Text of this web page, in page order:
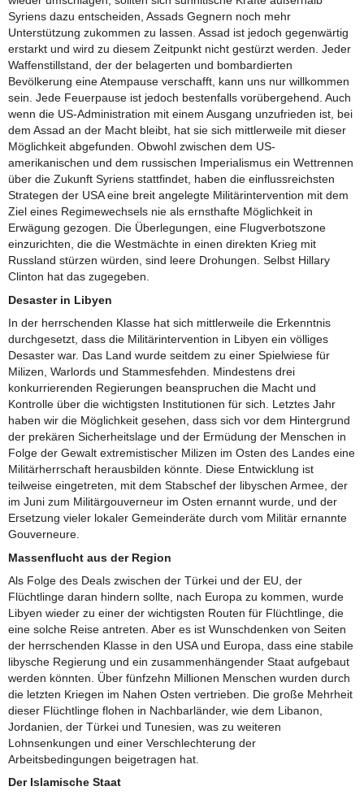
Syriens dazu entscheiden, Assads Gegnern noch mehr
Unterstützung zukommen zu lassen. Assad ist jedoch gegenwärtig
erstarkt und wird zu diesem Zeitpunkt nicht gestürzt werden. Jeder
Waffenstillstand, der der belagerten und bombardierten
Bevölkerung eine Atempause verschafft, kann uns nur willkommen
sein. Jede Feuerpause ist jedoch bestenfalls vorübergehend. Auch
wenn die US-Administration mit einem Ausgang unzufrieden ist, bei
dem Assad an der Macht bleibt, hat sie sich mittlerweile mit dieser
Möglichkeit abgefunden. Obwohl zwischen dem US-
amerikanischen und dem russischen Imperialismus ein Wettrennen
über die Zukunft Syriens stattfindet, haben die einflussreichsten
Strategen der USA eine breit angelegte Militärintervention mit dem
Ziel eines Regimewechsels nie als ernsthafte Möglichkeit in
Erwägung gezogen. Die Überlegungen, eine Flugverbotszone
einzurichten, die die Westmächte in einen direkten Krieg mit
Russland stürzen würden, sind leere Drohungen. Selbst Hillary
Clinton hat das zugegeben.
Desaster in Libyen
In der herrschenden Klasse hat sich mittlerweile die Erkenntnis
durchgesetzt, dass die Militärintervention in Libyen ein völliges
Desaster war. Das Land wurde seitdem zu einer Spielwiese für
Milizen, Warlords und Stammesfehden. Mindestens drei
konkurrierenden Regierungen beanspruchen die Macht und
Kontrolle über die wichtigsten Institutionen für sich. Letztes Jahr
haben wir die Möglichkeit gesehen, dass sich vor dem Hintergrund
der prekären Sicherheitslage und der Ermüdung der Menschen in
Folge der Gewalt extremistischer Milizen im Osten des Landes eine
Militärherrschaft herausbilden könnte. Diese Entwicklung ist
teilweise eingetreten, mit dem Stabschef der libyschen Armee, der
im Juni zum Militärgouverneur im Osten ernannt wurde, und der
Ersetzung vieler lokaler Gemeinderäte durch vom Militär ernannte
Gouverneure.
Massenflucht aus der Region
Als Folge des Deals zwischen der Türkei und der EU, der
Flüchtlinge daran hindern sollte, nach Europa zu kommen, wurde
Libyen wieder zu einer der wichtigsten Routen für Flüchtlinge, die
eine solche Reise antreten. Aber es ist Wunschdenken von Seiten
der herrschenden Klasse in den USA und Europa, dass eine stabile
libysche Regierung und ein zusammenhängender Staat aufgebaut
werden könnten. Über fünfzehn Millionen Menschen wurden durch
die letzten Kriegen im Nahen Osten vertrieben. Die große Mehrheit
dieser Flüchtlinge flohen in Nachbarländer, wie dem Libanon,
Jordanien, der Türkei und Tunesien, was zu weiteren
Lohnsenkungen und einer Verschlechterung der
Arbeitsbedingungen beigetragen hat.
Der Islamische Staat